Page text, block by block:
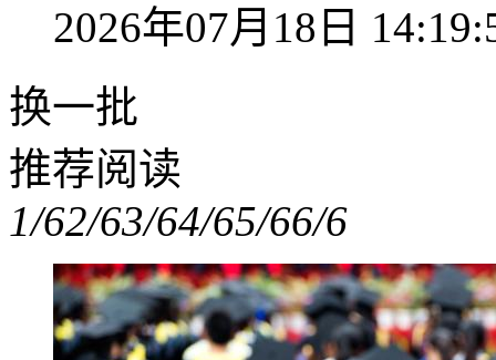
2026年07月18日
换一批
推荐阅读
1/62/63/64/65/66/6